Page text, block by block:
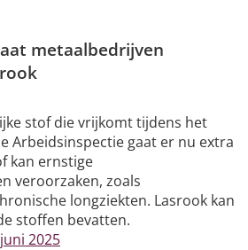
metaalbedrijven
stof die vrijkomt tijdens het
Arbeidsinspectie gaat er nu extra
kan ernstige
veroorzaken, zoals
longziekten. Lasrook kan
stoffen bevatten.
2025